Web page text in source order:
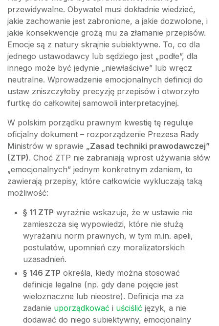
przewidywalne. Obywatel musi dokładnie wiedzieć,
jakie zachowanie jest zabronione, a jakie dozwolone, i
jakie konsekwencje grożą mu za złamanie przepisów.
Emocje są z natury skrajnie subiektywne. To, co dla
jednego ustawodawcy lub sędziego jest „podłe”, dla
innego może być jedynie „niewłaściwe” lub wręcz
neutralne. Wprowadzenie emocjonalnych definicji do
ustaw zniszczyłoby precyzję przepisów i otworzyło
furtkę do całkowitej samowoli interpretacyjnej.
W polskim porządku prawnym kwestię tę reguluje
oficjalny dokument – rozporządzenie Prezesa Rady
Ministrów w sprawie „Zasad techniki prawodawczej”
(ZTP). Choć ZTP nie zabraniają wprost używania słów
„emocjonalnych” jednym konkretnym zdaniem, to
zawierają przepisy, które całkowicie wykluczają taką
możliwość:
§ 11 ZTP wyraźnie wskazuje, że w ustawie nie
zamieszcza się wypowiedzi, które nie służą
wyrażaniu norm prawnych, w tym m.in. apeli,
postulatów, upomnień czy moralizatorskich
uzasadnień.
§ 146 ZTP określa, kiedy można stosować
definicje legalne (np. gdy dane pojęcie jest
wieloznaczne lub nieostre). Definicja ma za
zadanie uporządkować i uściślić język, a nie
dodawać do niego subiektywny, emocjonalny